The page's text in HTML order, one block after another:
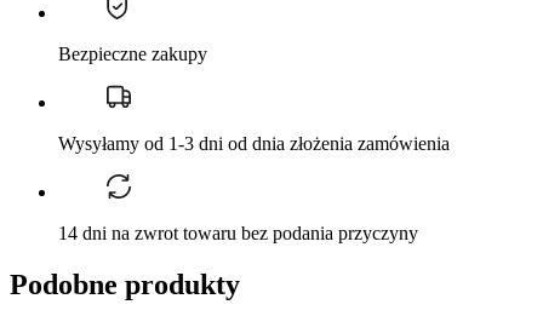
Bezpieczne zakupy
Wysyłamy od 1-3 dni od dnia złożenia zamówienia
14 dni na zwrot towaru bez podania przyczyny
Podobne produkty